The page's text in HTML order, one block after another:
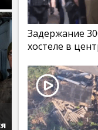
Задержание
хостеле в